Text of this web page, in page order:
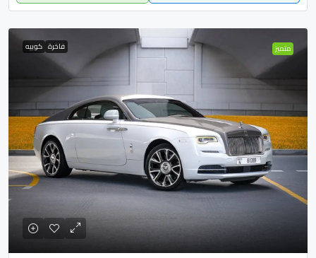
متميز فاخرة كوبيه